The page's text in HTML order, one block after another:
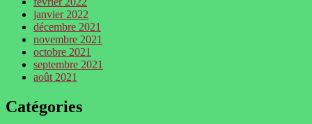
janvier 2022
décembre 2021
novembre 2021
octobre 2021
septembre 2021
août 2021
Catégories